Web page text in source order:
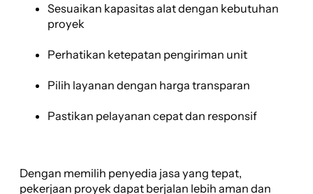
Sesuaikan kapasitas alat dengan kebutuhan
proyek
Perhatikan ketepatan pengiriman unit
Pilih layanan dengan harga transparan
Pastikan pelayanan cepat dan responsif
Dengan memilih penyedia jasa yang tepat,
pekerjaan proyek dapat berjalan lebih aman dan